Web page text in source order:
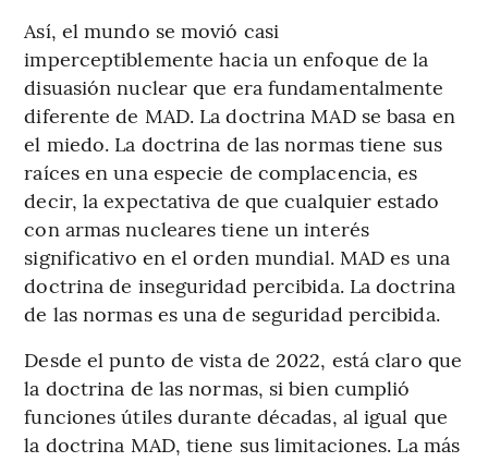
Así, el mundo se movió casi
imperceptiblemente hacia un enfoque de la
disuasión nuclear que era fundamentalmente
diferente de MAD. La doctrina MAD se basa en
el miedo. La doctrina de las normas tiene sus
raíces en una especie de complacencia, es
decir, la expectativa de que cualquier estado
con armas nucleares tiene un interés
significativo en el orden mundial. MAD es una
doctrina de inseguridad percibida. La doctrina
de las normas es una de seguridad percibida.
Desde el punto de vista de 2022, está claro que
la doctrina de las normas, si bien cumplió
funciones útiles durante décadas, al igual que
la doctrina MAD, tiene sus limitaciones. La más